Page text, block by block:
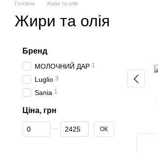
Головна Жири та олія
Жири та олія
Бренд
МОЛОЧНИЙ ДАР 1
Luglio 3
Sania 1
Ціна, грн
Від Ціна, грн
До Ціна, грн ОК